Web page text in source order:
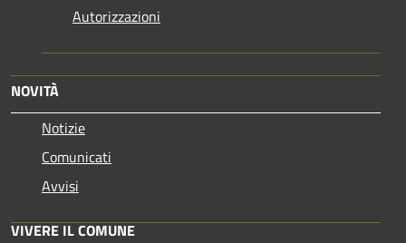
Autorizzazioni
NOVITÀ
Notizie
Comunicati
Avvisi
VIVERE IL COMUNE